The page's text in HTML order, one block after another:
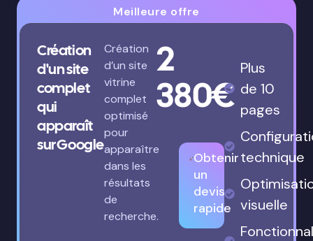
Meilleure offre
Création
d'un site
complet
qui
apparaît
sur Google
Création
d’un site
vitrine
complet
optimisé
pour
apparaître
dans les
résultats
de
recherche.
2
380€
Obtenir
un
devis
rapide
Plus
de 10
pages
technique
visuelle